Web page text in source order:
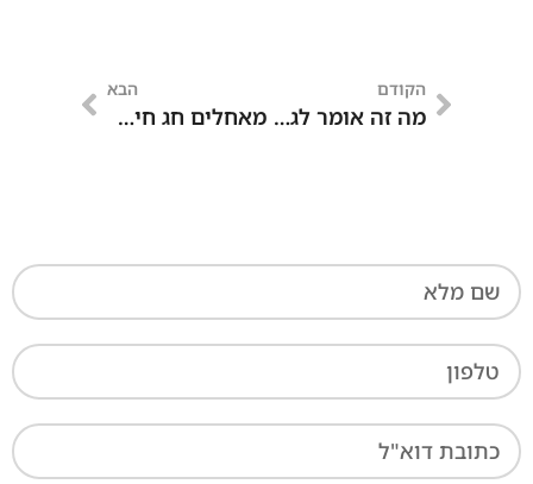
הקודם
מה זה אומר לגדול עם אתר האינטרנט?
הבא
מאחלים חג חירות שמח